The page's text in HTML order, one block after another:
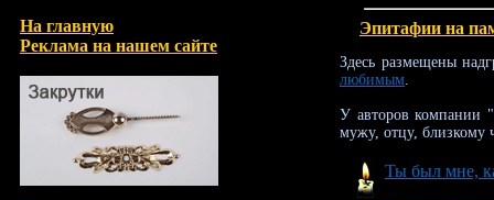
На главную
Реклама на нашем сайте
Эпитафии на
Здесь размещены
любимым.
У авторов компании
мужу, отцу, близкому
Ты был мне,